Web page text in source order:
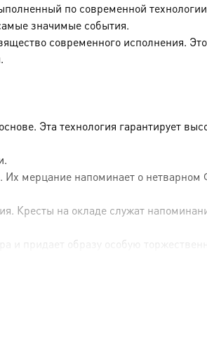
по современной
значимые события.
современного исполнения.
Эта технология гарантирует
мерцание напоминает о нетварном
Кресты на окладе служат
придает образу особую